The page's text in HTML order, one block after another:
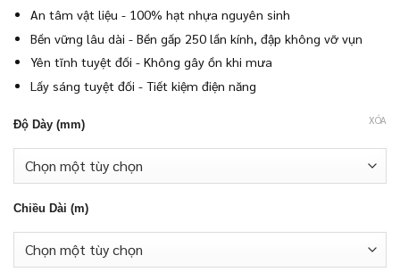
An tâm vật liệu - 100% hạt nhựa nguyên sinh
Bền vững lâu dài - Bền gấp 250 lần kính, đập không vỡ vụn
Yên tĩnh tuyệt đối - Không gây ồn khi mưa
Lấy sáng tuyệt đối - Tiết kiệm điện năng
Độ Dày (mm)
Chiều Dài (m)
XÓA